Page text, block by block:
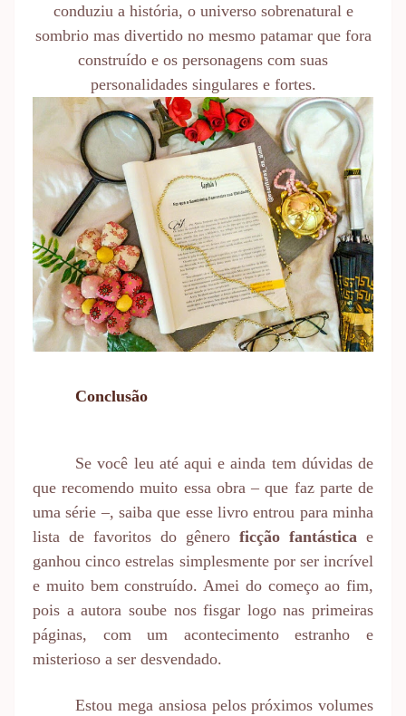
conduziu a história, o universo sobrenatural e
sombrio mas divertido no mesmo patamar que fora
construído e os personagens com suas
personalidades singulares e fortes.
Conclusão
Se você leu até aqui e ainda tem dúvidas de
que recomendo muito essa obra – que faz parte de
uma série –, saiba que esse livro entrou para minha
lista de favoritos do gênero ficção fantástica e
ganhou cinco estrelas simplesmente por ser incrível
e muito bem construído. Amei do começo ao fim,
pois a autora soube nos fisgar logo nas primeiras
páginas, com um acontecimento estranho e
misterioso a ser desvendado.
Estou mega ansiosa pelos próximos volumes